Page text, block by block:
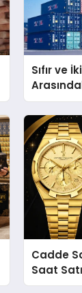
Sıfır ve
Oluşur?
Cadde
Saat
Doğru